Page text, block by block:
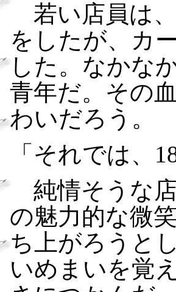
若い店員は
をしたが、カ
した。なかな
青年だ。その
わいだろう。
「それでは、
純情そうな
の魅力的な微
ち上がろうと
いめまいを覚